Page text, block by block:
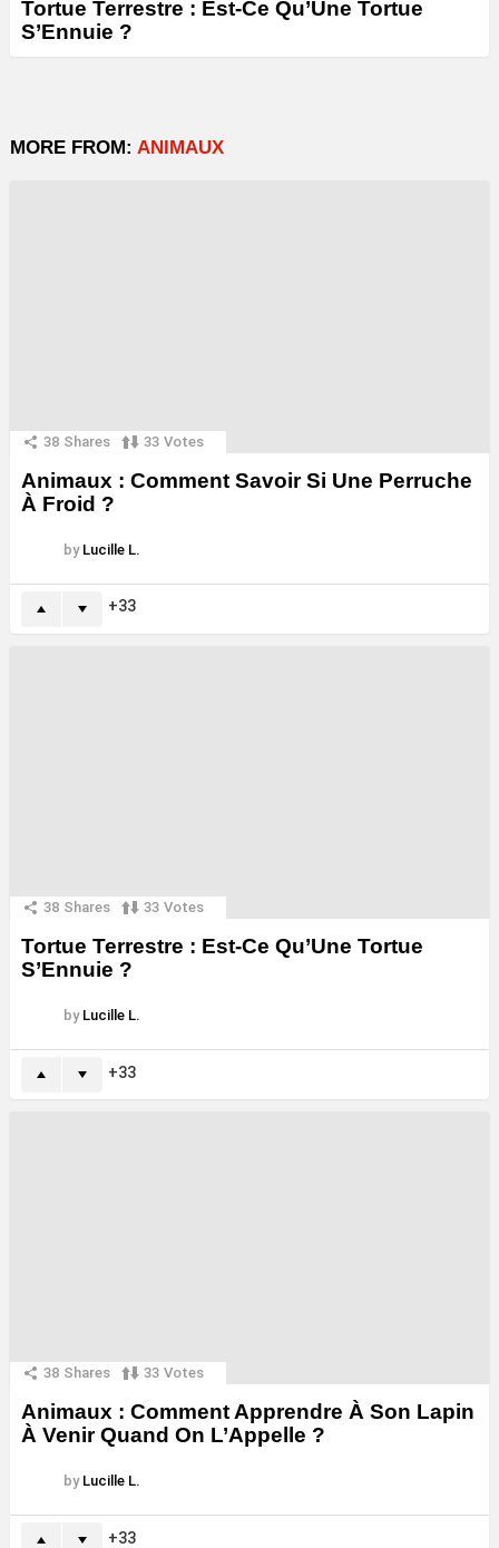
Tortue Terrestre : Est-Ce Qu’Une Tortue
S’Ennuie ?
MORE FROM: ANIMAUX
38 Shares 33 Votes
Animaux : Comment Savoir Si Une Perruche
À Froid ?
by Lucille L.
33
38 Shares 33 Votes
Tortue Terrestre : Est-Ce Qu’Une Tortue
S’Ennuie ?
by Lucille L.
33
38 Shares 33 Votes
Animaux : Comment Apprendre À Son Lapin
À Venir Quand On L’Appelle ?
by Lucille L.
33